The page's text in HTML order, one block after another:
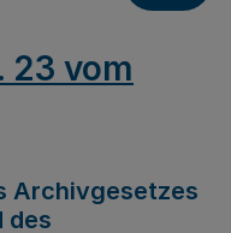
23 vom
Archivgesetzes
des